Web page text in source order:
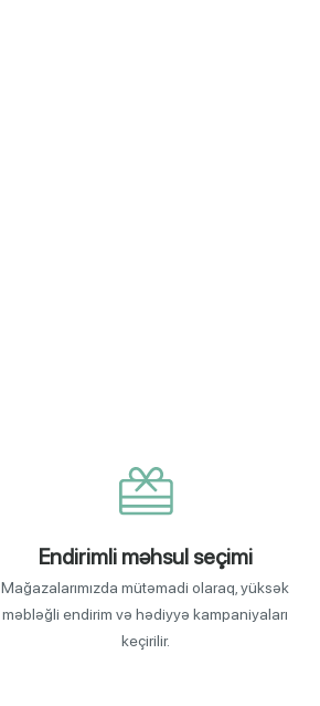
Endirimli məhsul seçimi
Mağazalarımızda mütəmadi olaraq, yüksək
məbləğli endirim və hədiyyə kampaniyaları
keçirilir.